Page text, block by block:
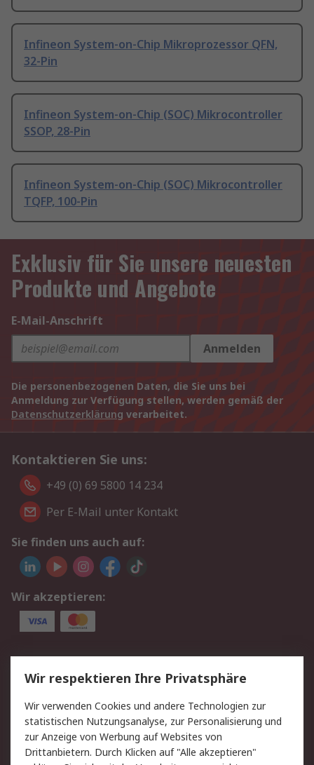
Infineon System-on-Chip Mikroprozessor QFN,
32-Pin
Infineon System-on-Chip (SOC) Mikrocontroller
SSOP, 28-Pin
Infineon System-on-Chip (SOC) Mikrocontroller
TQFP, 100-Pin
Exklusiv für Sie unsere neuesten
Produkte und Angebote
E-Mail-Anschrift
Anmelden
Die personenbezogenen Daten, die Sie uns bei
Anmeldung zur Verfügung stellen, werden gemäß der
Datenschutzerklärung verarbeitet.
Kontaktieren Sie uns:
+49 (0) 69 5800 14 234
Per E-Mail unter Kontakt
Sie finden uns auch auf:
Wir akzeptieren:
Service
Value Added Services
Lieferlösungen
Rücksendungen
Kontakt
Hilfe
Privatkunden
Wir respektieren Ihre Privatsphäre
Wir verwenden Cookies und andere Technologien zur
statistischen Nutzungsanalyse, zur Personalisierung und
zur Anzeige von Werbung auf Websites von
Drittanbietern. Durch Klicken auf "Alle akzeptieren"